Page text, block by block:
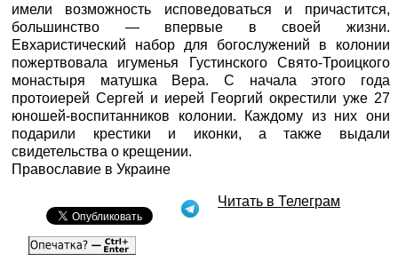
имели возможность исповедоваться и причастится,
большинство — впервые в своей жизни.
Евхаристический набор для богослужений в колонии
пожертвовала игуменья Густинского Свято-Троицкого
монастыря матушка Вера. С начала этого года
протоиерей Сергей и иерей Георгий окрестили уже 27
юношей-воспитанников колонии. Каждому из них они
подарили крестики и иконки, а также выдали
свидетельства о крещении.
Православие в Украине
Читать в Телеграм